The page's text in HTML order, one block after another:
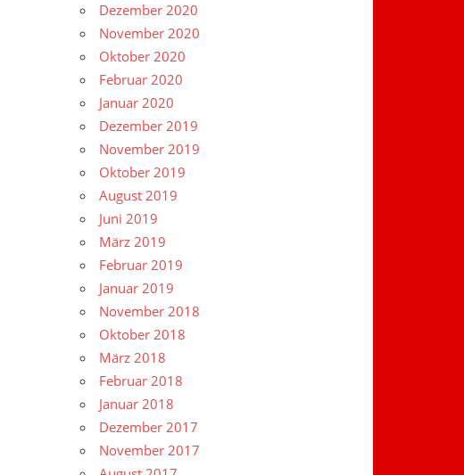
Dezember 2020
November 2020
Oktober 2020
Februar 2020
Januar 2020
Dezember 2019
November 2019
Oktober 2019
August 2019
Juni 2019
März 2019
Februar 2019
Januar 2019
November 2018
Oktober 2018
März 2018
Februar 2018
Januar 2018
Dezember 2017
November 2017